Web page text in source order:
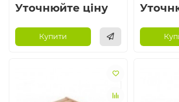
Уточнюйте ціну
Купити